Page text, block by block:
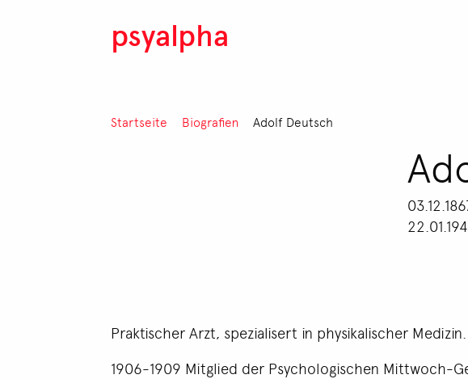
psyalpha
Pfadnavigation
Startseite Biografien Adolf Deutsch
Praktischer Arzt, spezialisert in physikalischer Medizin.
1906-1909 Mitglied der Psychologischen Mittwoch-